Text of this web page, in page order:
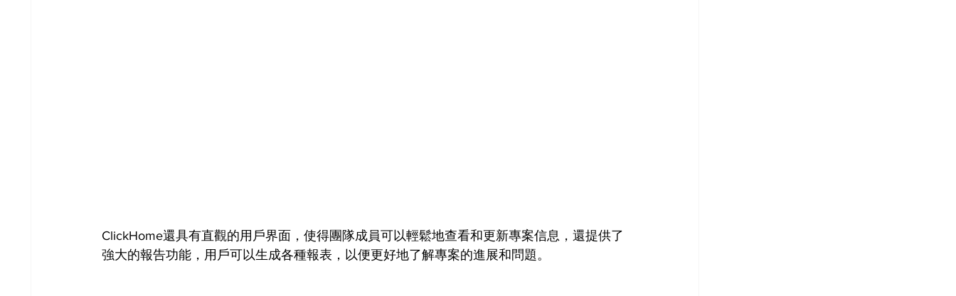
ClickHome還具有直觀的用戶界面，使得團隊成員可以輕鬆地查看和更新專案信息，還提供了
強大的報告功能，用戶可以生成各種報表，以便更好地了解專案的進展和問題。